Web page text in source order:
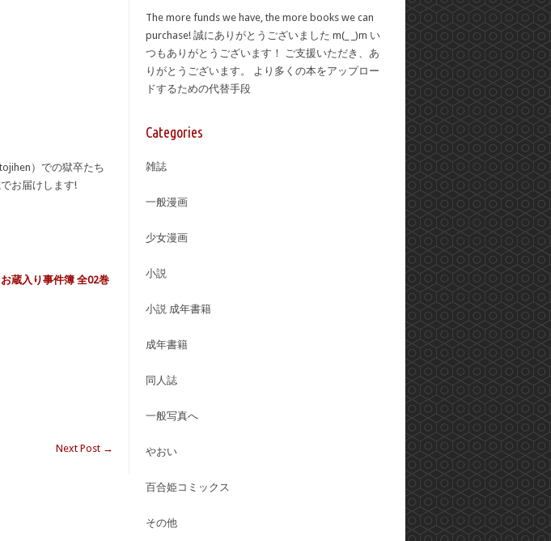
）での獄卒たち
お届けします!
蔵入り事件簿 全02巻
Next Post →
The more funds we have, the more books we can
purchase! 誠にありがとうございました m(_ _)m い
つもありがとうございます！ ご支援いただき、あ
りがとうございます。 より多くの本をアップロー
ドするための代替手段
Categories
雑誌
一般漫画
少女漫画
小説
小説 成年書籍
成年書籍
同人誌
一般写真へ
やおい
百合姫コミックス
その他